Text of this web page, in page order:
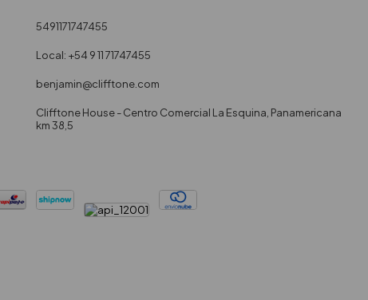
5491171747455
Local: +54 9 11 71747455
benjamin@clifftone.com
Clifftone House - Centro Comercial La Esquina, Panamericana
km 38,5